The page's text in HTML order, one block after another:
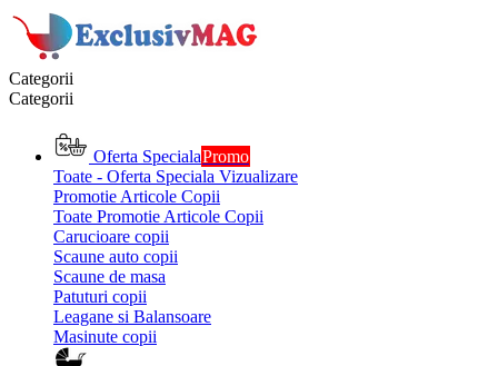
Categorii
Categorii
Oferta SpecialaPromo
Toate - Oferta Speciala Vizualizare
Promotie Articole Copii
Toate Promotie Articole Copii
Carucioare copii
Scaune auto copii
Scaune de masa
Patuturi copii
Leagane si Balansoare
Masinute copii